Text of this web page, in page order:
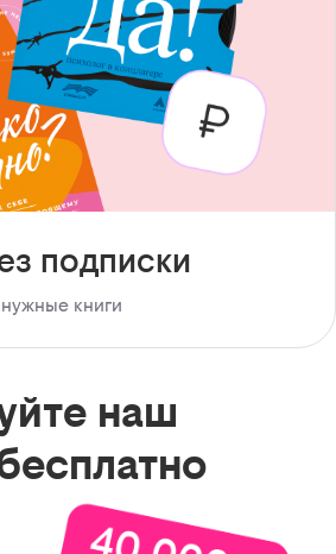
подписки
книги
наш